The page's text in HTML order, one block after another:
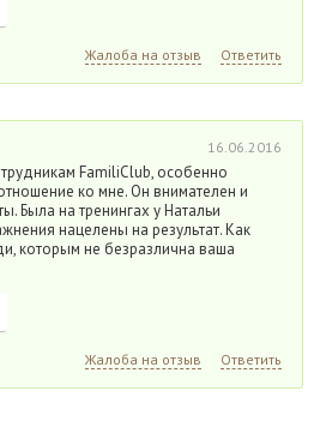
Жалоба на отзыв Ответить
16.06.2016
FamiliClub, особенно
ко мне. Он внимателен и
Была на тренингах у Натальи
нацелены на результат. Как
которым не безразлична ваша
Жалоба на отзыв Ответить